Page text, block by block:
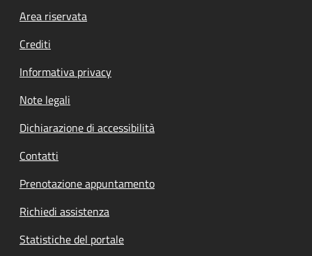
Footer menu
Area riservata
Crediti
Informativa privacy
Note legali
Dichiarazione di accessibilità
Contatti
Prenotazione appuntamento
Richiedi assistenza
Statistiche del portale